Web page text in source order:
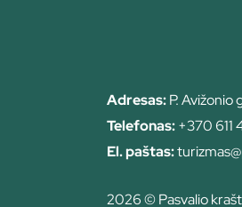
Adresas:P. Avižonio
Telefonas:+370 611
El. paštas:
2026 © Pasvalio